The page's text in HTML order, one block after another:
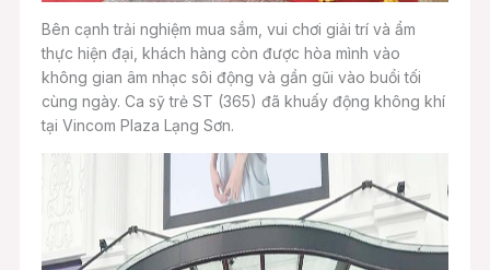
Bên cạnh trải nghiệm mua sắm, vui chơi giải trí và ẩm
thực hiện đại, khách hàng còn được hòa mình vào
không gian âm nhạc sôi động và gần gũi vào buổi tối
cùng ngày. Ca sỹ trẻ ST (365) đã khuấy động không khí
tại Vincom Plaza Lạng Sơn.